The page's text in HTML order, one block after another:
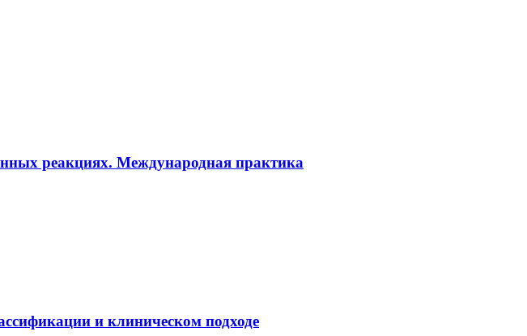
реакциях. Международная практика
и клиническом подходе